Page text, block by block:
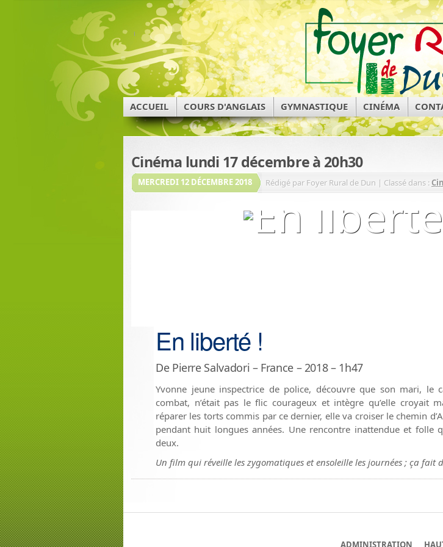
ACCUEIL COURS D'ANGLAIS GYMNASTIQUE CINÉMA
Cinéma lundi 17 décembre à 20h30
MERCREDI 12 DÉCEMBRE 2018 Rédigé par Foyer Rural de Dun | Classé dans :
En liberté !
De Pierre Salvadori – France – 2018 – 1h47
Yvonne jeune inspectrice de police, découvre que son mari, le
combat, n’était pas le flic courageux et intègre qu’elle croyait
réparer les torts commis par ce dernier, elle va croiser le chemin
pendant huit longues années. Une rencontre inattendue et folle
deux.
Un film qui réveille les zygomatiques et ensoleille les journées ; ça fait
ADMINISTRATION